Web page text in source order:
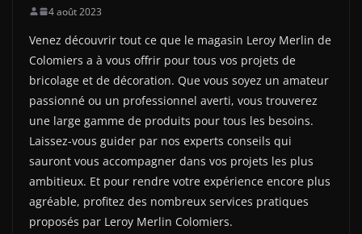
4 août 2023
Venez découvrir tout ce que le magasin Leroy Merlin de
Colomiers a à vous offrir pour tous vos projets de
bricolage et de décoration. Que vous soyez un amateur
passionné ou un professionnel averti, vous trouverez
une large gamme de produits pour tous les besoins.
Laissez-vous guider par nos experts conseils qui
sauront vous accompagner dans vos projets les plus
ambitieux. Et pour rendre votre expérience encore plus
agréable, profitez des nombreux services pratiques
proposés par Leroy Merlin Colomiers.